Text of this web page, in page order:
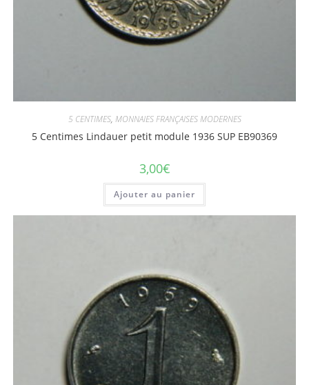
5 CENTIMES, MONNAIES FRANÇAISES MODERNES
5 Centimes Lindauer petit module 1936 SUP EB90369
3,00€
Ajouter au panier